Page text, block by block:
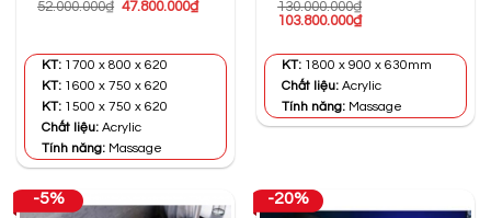
52.000.000₫ Giá
47.800.000₫Giá
47.800.000₫.
KT: 1700 x 800 x 620
KT: 1600 x 750 x 620
KT: 1500 x 750 x 620
Chất liệu: Acrylic
Tính năng: Massage
130.000.000₫
Giá
130.000.000₫.
103.800.000₫Giá
là:
KT: 1800 x 900 x 630mm
Chất liệu: Acrylic
Tính năng: Massage
-5% -20%